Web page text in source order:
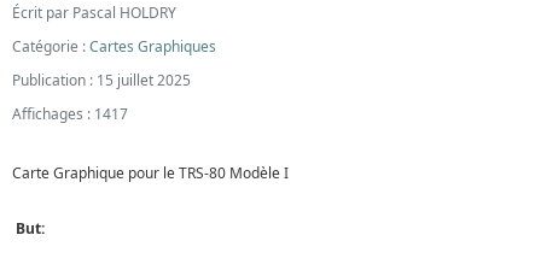
Écrit par Pascal HOLDRY
Catégorie :Cartes Graphiques
Publication : 15 juillet 2025
Affichages : 1417
Carte Graphique pour le TRS-80 Modèle I
But: